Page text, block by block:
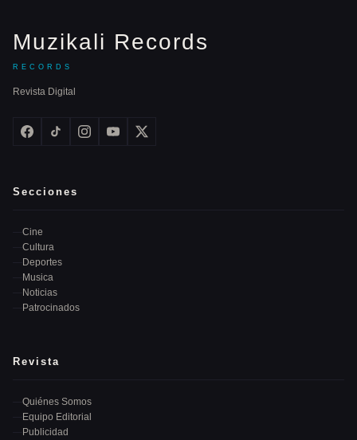
Muzikali Records
RECORDS
Revista Digital
Secciones
Cine
Cultura
Deportes
Musica
Noticias
Patrocinados
Revista
Quiénes Somos
Equipo Editorial
Publicidad